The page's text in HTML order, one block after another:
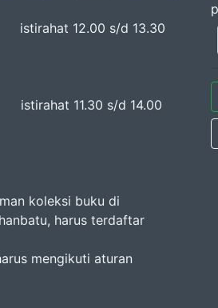
12.00 s/d 13.30
11.30 s/d 14.00
koleksi buku di
harus terdaftar
mengikuti aturan